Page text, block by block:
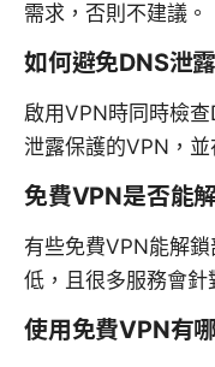
需求，否則不建議。
如何避免DNS泄
啟用VPN時同時檢
泄露保護的VPN，
免費VPN是否能
有些免費VPN能解
低，且很多服務會針
使用免費VPN有